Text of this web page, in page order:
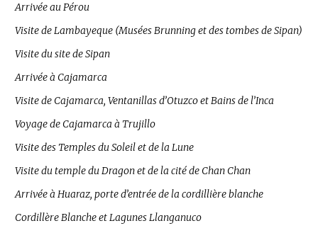
Arrivée au Pérou
Visite de Lambayeque (Musées Brunning et des tombes de Sipan)
Visite du site de Sipan
Arrivée à Cajamarca
Visite de Cajamarca, Ventanillas d’Otuzco et Bains de l’Inca
Voyage de Cajamarca à Trujillo
Visite des Temples du Soleil et de la Lune
Visite du temple du Dragon et de la cité de Chan Chan
Arrivée à Huaraz, porte d’entrée de la cordillière blanche
Cordillère Blanche et Lagunes Llanganuco